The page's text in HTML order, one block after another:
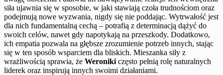
siła ujawnia się w sposobie, w jaki stawiają czoła trudnościom oraz
podejmują nowe wyzwania, nigdy się nie poddając. Wytrwałość jest
dla nich fundamentalną cechą – potrafią z determinacją dążyć do
swoich celów, nawet gdy napotykają na przeszkody. Dodatkowo,
ich empatia pozwala na głębsze zrozumienie potrzeb innych, stając
się w ten sposób wsparciem dla bliskich. Mieszanka siły z
wrażliwością sprawia, że Weroniki często pełnią rolę naturalnych
liderek oraz inspirują innych swoimi działaniami.